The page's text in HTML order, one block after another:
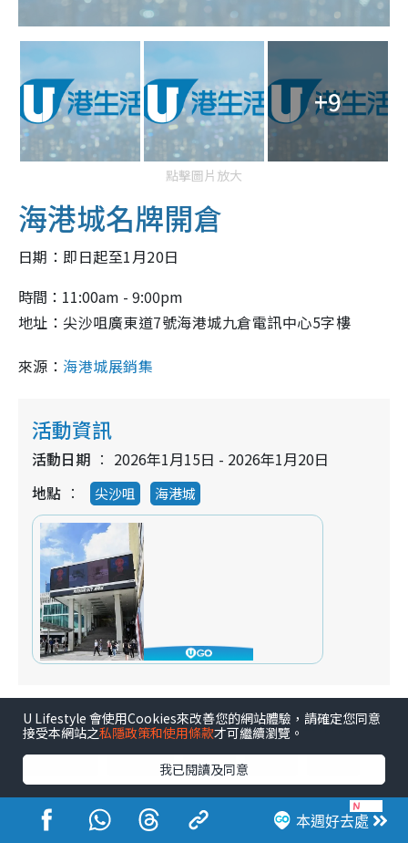
+9
點擊圖片放大
海港城名牌開倉
日期：即日起至1月20日
時間：11:00am - 9:00pm
地址：尖沙咀廣東道7號海港城九倉電訊中心5字樓
來源： 海港城展銷集
活動資訊
活動日期
2026年1月15日 - 2026年1月20日
地點
尖沙咀 海港城
著數 購物優惠 手袋 鞋履
著數優惠
海港城 銀包
更多真實評價 本週好去處
U Lifestyle 會使用Cookies來改善您的網站體驗，請確定您同意
接受本網站之私隱政策和使用條款才可繼續瀏覽。
我已閱讀及同意